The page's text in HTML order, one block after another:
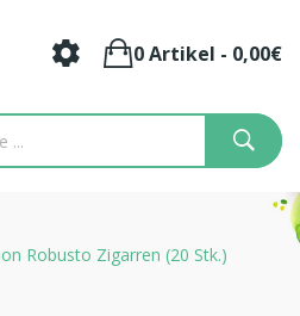
0 Artikel - 0,00€
Robusto Zigarren (20 Stk.)